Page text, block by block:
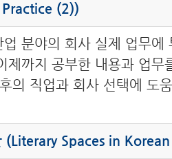
Practice (2))
분야의 회사 실제 업무에
제까지 공부한 내용과 업무
의 직업과 회사 선택에 도
(Literary Spaces in